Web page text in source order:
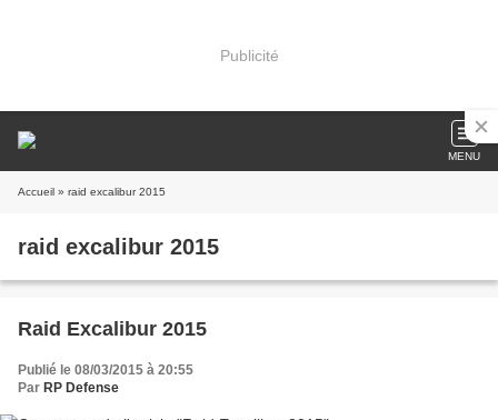
Publicité
MENU
Accueil » raid excalibur 2015
raid excalibur 2015
Raid Excalibur 2015
Publié le 08/03/2015 à 20:55
Par RP Defense